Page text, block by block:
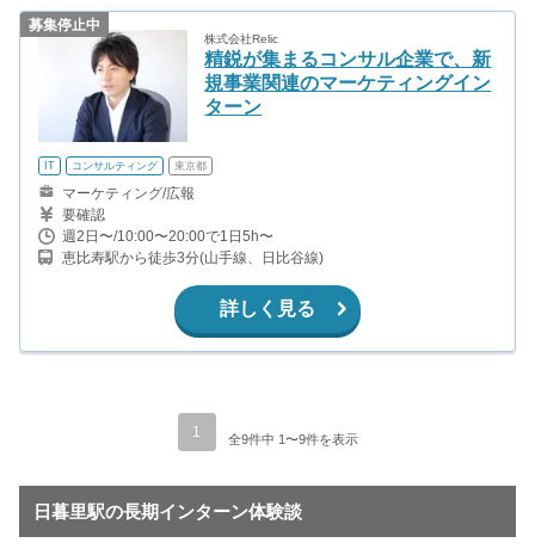
募集停止中
株式会社Relic
精鋭が集まるコンサル企業で、新
規事業関連のマーケティングイン
ターン
IT コンサルティング 東京都
マーケティング/広報
要確認
週2日〜/10:00〜20:00で1日5h〜
恵比寿駅から徒歩3分(山手線、日比谷線)
詳しく見る
1 全9件中 1〜9件を表示
日暮里駅の長期インターン体験談